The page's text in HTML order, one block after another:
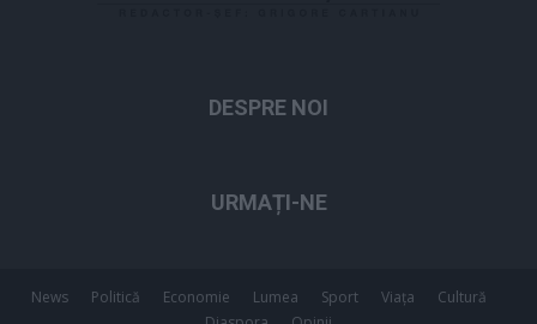
DESPRE NOI
URMAȚI-NE
News Politică Economie Lumea Sport Viața
Cultură